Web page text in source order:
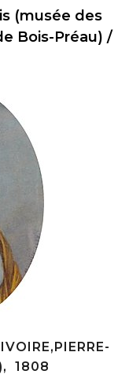
(musée des
Bois-Préau) /
1808